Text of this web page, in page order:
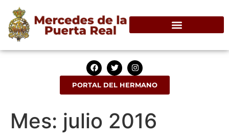
PORTAL DEL HERMANO
Mes: julio 2016